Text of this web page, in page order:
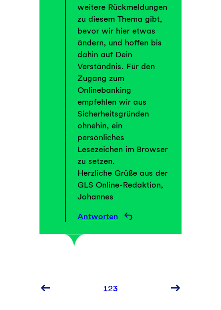
weitere Rückmeldungen
zu diesem Thema gibt,
bevor wir hier etwas
ändern, und hoffen bis
dahin auf Dein
Verständnis. Für den
Zugang zum
Onlinebanking
empfehlen wir aus
Sicherheitsgründen
ohnehin, ein
persönliches
Lesezeichen im Browser
zu setzen.
Herzliche Grüße aus der
GLS Online-Redaktion,
Johannes
Antworten
123
Neuere